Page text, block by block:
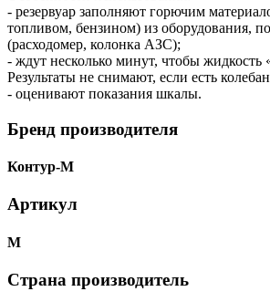
- резервуар заполняют горючим
топливом, бензином) из оборудования,
(расходомер, колонка АЗС);
- ждут несколько минут, чтобы жидкость
Результаты не снимают, если есть
- оценивают показания шкалы.
Бренд производителя
Контур-М
Артикул
М
Страна производитель